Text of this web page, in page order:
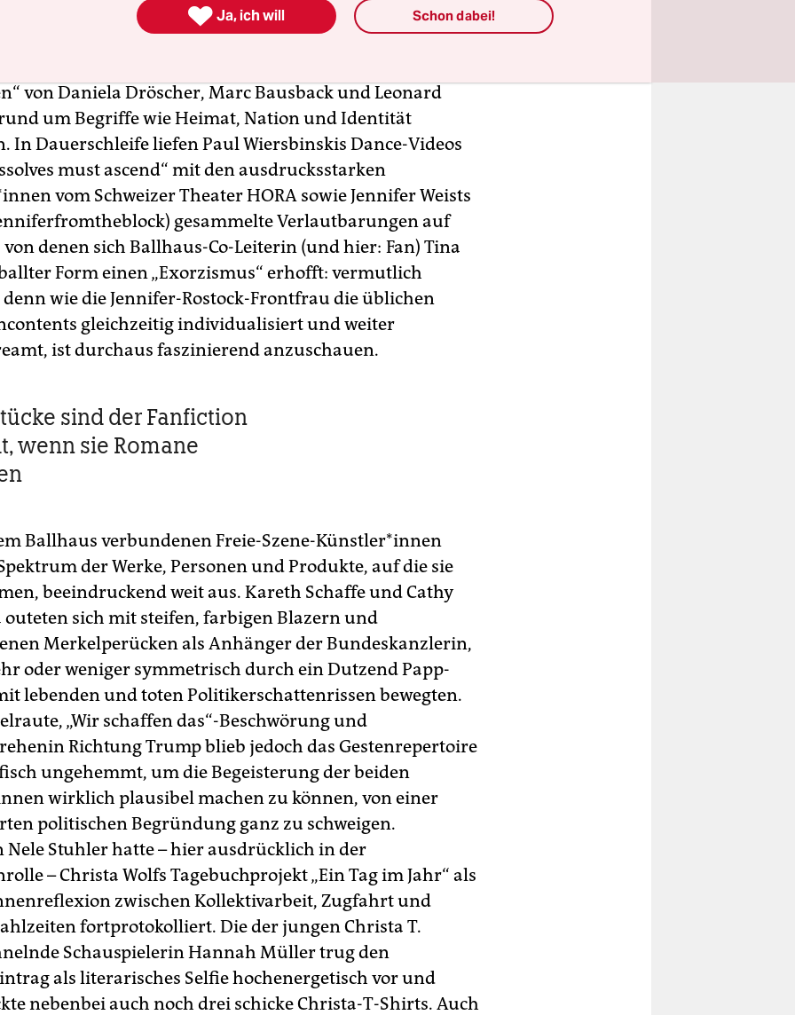
man vor einem Schrein aus Jennifer-Aniston-Fotocollagen
von Daniela Dröscher, Marc Bausback und Leonard
um Begriffe wie Heimat, Nation und Identität
In Dauerschleife liefen Paul Wiersbinskis Dance-Videos
must ascend“ mit den ausdrucksstarken
vom Schweizer Theater HORA sowie Jennifer Weists
gesammelte Verlautbarungen auf
denen sich Ballhaus-Co-Leiterin (und hier: Fan) Tina
Form einen „Exorzismus“ erhofft: vermutlich
wie die Jennifer-Rostock-Frontfrau die üblichen
gleichzeitig individualisiert und weiter
ist durchaus faszinierend anzuschauen.
sind der Fanfiction
wenn sie Romane
Ballhaus verbundenen Freie-Szene-Künst­le­r*in­nen
der Werke, Personen und Produkte, auf die sie
beeindruckend weit aus. Kareth Schaffe und Cathy
outeten sich mit steifen, farbigen Blazern und
Merkelperücken als Anhänger der Bundeskanzlerin,
oder weniger symmetrisch durch ein Dutzend Papp­
lebenden und toten Politikerschattenrissen bewegten.
„Wir schaffen das“-Beschwörung und
Richtung Trump blieb jedoch das Gestenrepertoire
ungehemmt, um die Begeisterung der beiden
wirklich plausibel machen zu können, von einer
politischen Begründung ganz zu schweigen.
Nele Stuhler hatte – hier ausdrücklich in der
– Christa Wolfs Tagebuchprojekt „Ein Tag im Jahr“ als
zwischen Kollektivarbeit, Zugfahrt und
fortprotokolliert. Die der jungen Christa T.
Schauspielerin Hannah Müller trug den
als literarisches Selfie hochenergetisch vor und
nebenbei auch noch drei schicke Christa-T-Shirts. Auch
 Ja, ich will Schon dabei!